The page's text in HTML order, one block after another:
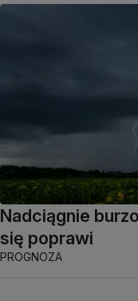
Nadciągnie
się poprawi
PROGNOZA